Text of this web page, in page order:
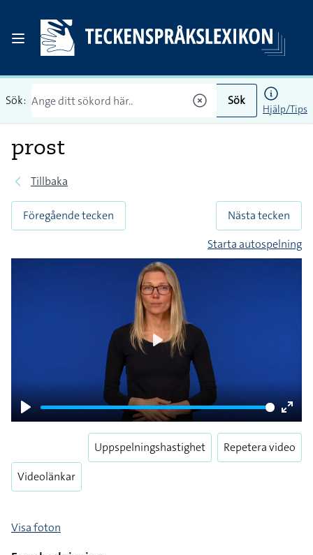
Sök: Sök
Hjälp/Tips
prost
Tillbaka
Föregående tecken
Nästa tecken
Starta autospelning
Play
Enter
Play
Videolänkar
Uppspelningshastighet Repetera video
Visa foton